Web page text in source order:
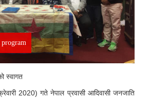
स्वागत
2020) गते नेपाल प्रवासी आदिवासी जनजाति